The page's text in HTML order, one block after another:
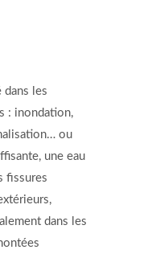
dans les
: inondation,
ou
une eau
fissures
dans les